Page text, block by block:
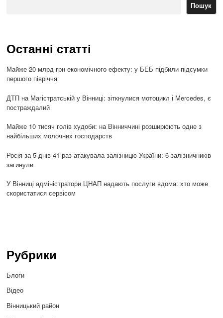
Пошук
Останні статті
Майже 20 млрд грн економічного ефекту: у БЕБ підбили підсумки
першого півріччя
ДТП на Магістратській у Вінниці: зіткнулися мотоцикл і Mercedes, є
постраждалий
Майже 10 тисяч голів худоби: на Вінниччині розширюють одне з
найбільших молочних господарств
Росія за 5 днів 41 раз атакувала залізницю України: 6 залізничників
загинули
У Вінниці адміністратори ЦНАП надають послуги вдома: хто може
скористатися сервісом
Рубрики
Блоги
Відео
Вінницький район